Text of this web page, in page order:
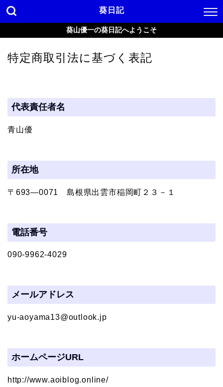
葵日記
葵山優一の葵日記へようこそ
特定商取引法に基づく表記
代表責任者名
青山優
所在地
〒693―0071 島根県出雲市稲岡町２３－１
電話番号
090-9962-4029
メールアドレス
yu-aoyama13@outlook.jp
ホームページURL
http://www.aoiblog.online/